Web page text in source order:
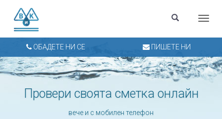
Menu
ОБАДЕТЕ НИ СЕ ПИШЕТЕ НИ
Провери своята сметка онлайн
вече и с мобилен телефон